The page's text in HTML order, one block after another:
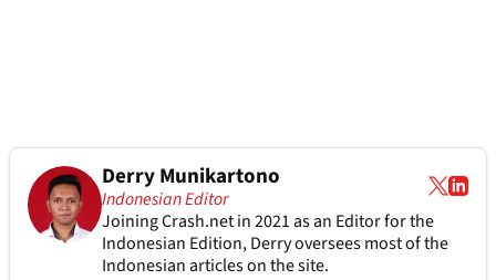
Derry Munikartono
Indonesian Editor
Joining Crash.net in 2021 as an Editor for the
Indonesian Edition, Derry oversees most of the
Indonesian articles on the site.